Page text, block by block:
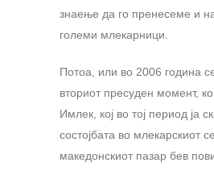
знаење да го пренесеме и
големи млекарници.
Потоа, или во 2006 година
вториот пресуден момент,
Имлек, кој во тој период ја
состојбата во млекарскиот
македонскиот пазар бев